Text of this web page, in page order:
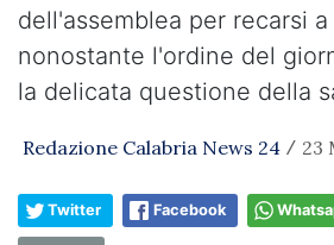
dell'assemblea per recarsi
nonostante l'ordine del
la delicata questione della
Redazione Calabria News 24 / 23
Twitter Facebook